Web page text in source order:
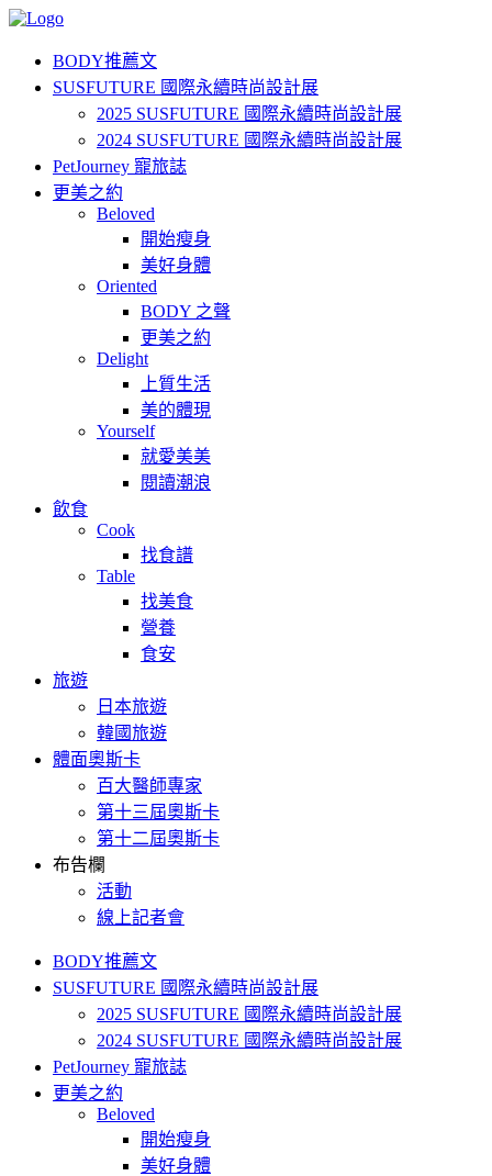
BODY推薦文
SUSFUTURE 國際永續時尚設計展
2025 SUSFUTURE 國際永續時尚設計展
2024 SUSFUTURE 國際永續時尚設計展
PetJourney 寵旅誌
更美之約
Beloved
開始瘦身
美好身體
Oriented
BODY 之聲
更美之約
Delight
上質生活
美的體現
Yourself
就愛美美
閱讀潮浪
飲食
Cook
找食譜
Table
找美食
營養
食安
旅遊
日本旅遊
韓國旅遊
體面奧斯卡
百大醫師專家
第十三屆奧斯卡
第十二屆奧斯卡
布告欄
活動
線上記者會
BODY推薦文
SUSFUTURE 國際永續時尚設計展
2025 SUSFUTURE 國際永續時尚設計展
2024 SUSFUTURE 國際永續時尚設計展
PetJourney 寵旅誌
更美之約
Beloved
開始瘦身
美好身體